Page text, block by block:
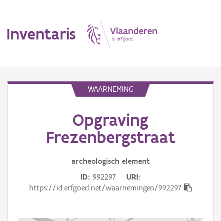
Inventaris
Aanduidingsobject
WAARNEMING
Opgraving
Frezenbergstraat
archeologisch element
ID 992297
URI
https://id.erfgoed.net/waarnemingen/992297